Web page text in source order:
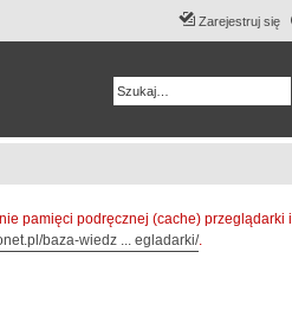
Zarejestruj się
pamięci podręcznej (cache) przeglądarki i
baza-wiedz ... egladarki/.